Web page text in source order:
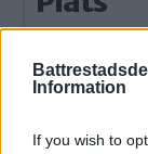
Information
If you wish to
Gamla
Älvsjö,